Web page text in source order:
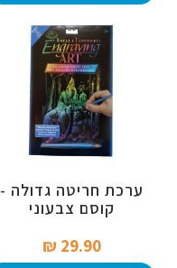
ערכת חריטה גדולה -
קוסם צבעוני
29.90 ₪‎